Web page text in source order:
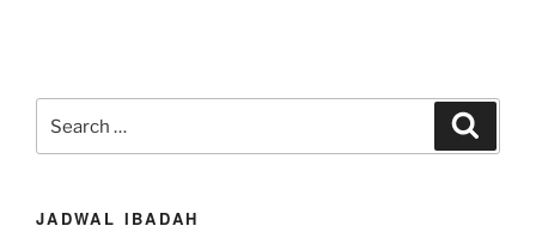
for:
JADWAL IBADAH